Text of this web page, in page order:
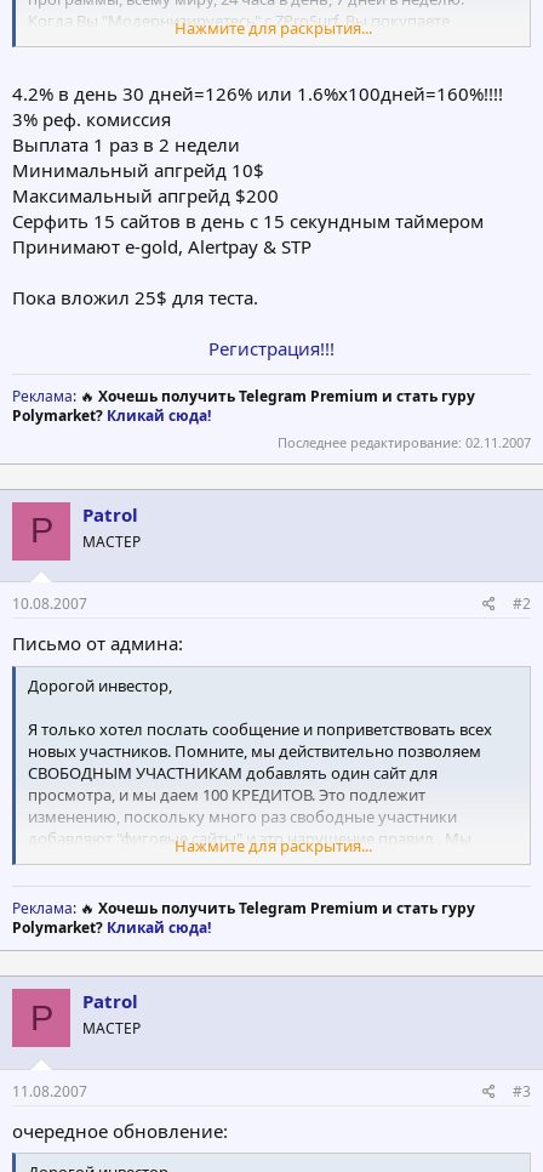
Когда Вы "Модернизируетесь" с ZProSurf, Вы покупаете
рекламные Кредиты и "членство" в нашей программе, которое
показаны в нашем ротаторе.
Мы также предлагаем Вам возможность заработать на Вашем
членстве, поскольку мы получаем прибыль.
Нажмите для раскрытия...
4.2% в день 30 дней=126% или 1.6%х100дней=160%!!!!
3% реф. комиссия
Выплата 1 раз в 2 недели
Минимальный апгрейд 10$
Максимальный апгрейд $200
Серфить 15 сайтов в день с 15 секундным таймером
Принимают e-gold, Alertpay & STP
Пока вложил 25$ для теста.
Регистрация!!!
Реклама: 🔥 Хочешь получить Telegram Premium и стать гуру
Polymarket? Кликай сюда!
Последнее редактирование: 02.11.2007
P Patrol
МАСТЕР
10.08.2007 #2
Письмо от админа:
Дорогой инвестор,
Я только хотел послать сообщение и поприветствовать всех
новых участников. Помните, мы действительно позволяем
СВОБОДНЫМ УЧАСТНИКАМ добавлять один сайт для
просмотра, и мы даем 100 КРЕДИТОВ. Это подлежит
изменению, поскольку много раз свободные участники
добавляют "фиговые сайты" и это нарушение правил . Мы
будем держать это под контролем, и в случае необходимости
мы изменим это назад - ТОЛЬКО модернизированным
участникам разрешено добавлять сайты для просмотра.
Кроме того, мы воздействовали на нашу политику "Выплат"...
держать Вас обновленными о том, будет ли они дважды в
месяц или единожды каждые 30 дней.
Кроме того, мы думаем о добавлении другого ПЛАНА к
126 %. Сообщите мне Ваш мысли на этом.
ZProSurf
Нажмите для раскрытия...
Реклама: 🔥 Хочешь получить Telegram Premium и стать гуру
Polymarket? Кликай сюда!
P Patrol
МАСТЕР
11.08.2007 #3
очередное обновление: